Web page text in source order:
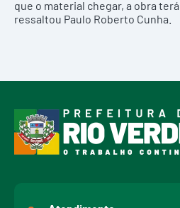
que o material chegar, a obra
ressaltou Paulo Roberto Cunha.